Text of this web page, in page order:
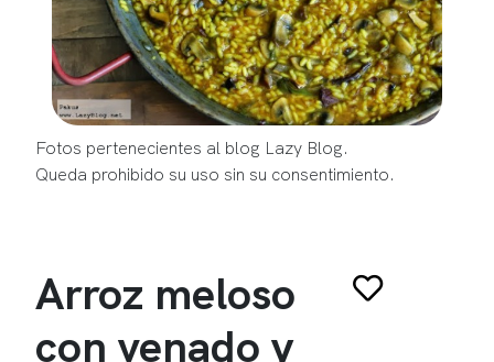
Fotos pertenecientes al blog Lazy Blog.
Queda prohibido su uso sin su consentimiento.
Arroz meloso
con venado y